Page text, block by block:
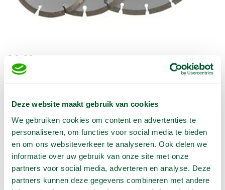
Deze website maakt gebruik van cookies
We gebruiken cookies om content en advertenties te
personaliseren, om functies voor social media te bieden
en om ons websiteverkeer te analyseren. Ook delen we
informatie over uw gebruik van onze site met onze
partners voor social media, adverteren en analyse. Deze
partners kunnen deze gegevens combineren met andere
€ 0,00
0,00
In winkelwagen te selecteren
Geen klantenkaart wél korting
Weekend = 1 huurdag
Bezorg-ophaal service
Avond van te voren halen; geen probleem
Specialistische machines